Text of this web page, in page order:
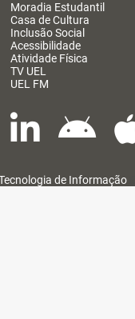
Moradia Estudantil
Casa de Cultura
Inclusão Social
Acessibilidade
Atividade Física
TV UEL
UEL FM
de Informação